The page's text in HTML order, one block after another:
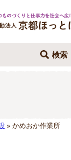
検索
» かめおか作業所